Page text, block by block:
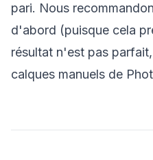
pari. Nous
d'abord (puisque cela
résultat n'est pas
calques manuels de